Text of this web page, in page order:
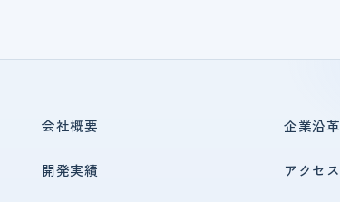
会社概要 企業沿革
開発実績 アクセス